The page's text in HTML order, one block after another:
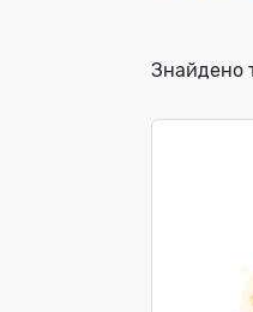
Знайдено